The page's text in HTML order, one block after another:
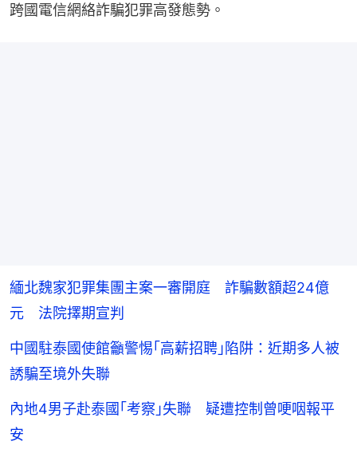
跨國電信網絡詐騙犯罪高發態勢。
緬北魏家犯罪集團主案一審開庭 詐騙數額超24億
元 法院擇期宣判
中國駐泰國使館籲警惕｢高薪招聘｣陷阱：近期多人被
誘騙至境外失聯
內地4男子赴泰國｢考察｣失聯 疑遭控制曾哽咽報平
安